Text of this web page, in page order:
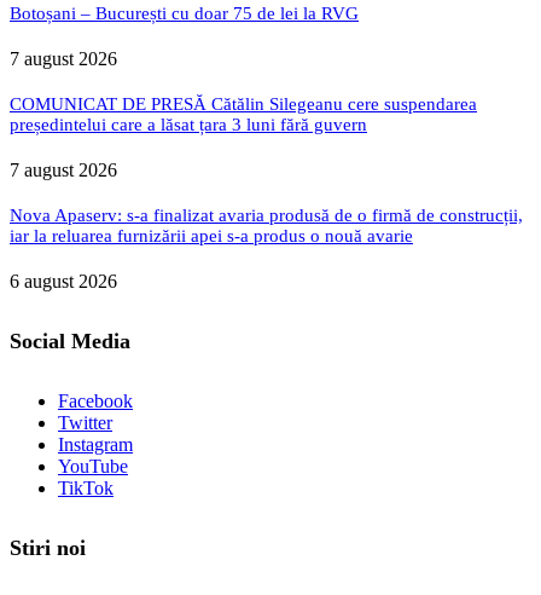
Botoșani – București cu doar 75 de lei la RVG
7 august 2026
COMUNICAT DE PRESĂ Cătălin Silegeanu cere suspendarea
președintelui care a lăsat țara 3 luni fără guvern
7 august 2026
Nova Apaserv: s-a finalizat avaria produsă de o firmă de construcții,
iar la reluarea furnizării apei s-a produs o nouă avarie
6 august 2026
Social Media
Facebook
Twitter
Instagram
YouTube
TikTok
Stiri noi